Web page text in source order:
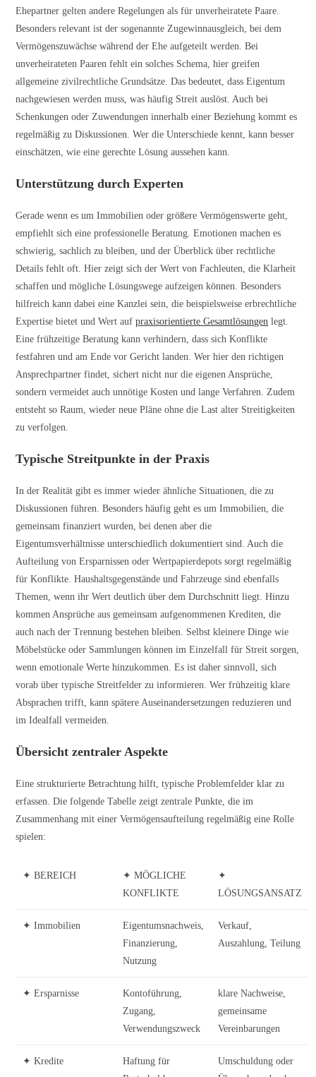
Ehepartner gelten andere Regelungen als für unverheiratete Paare.
Besonders relevant ist der sogenannte Zugewinnausgleich, bei dem
Vermögenszuwächse während der Ehe aufgeteilt werden. Bei
unverheirateten Paaren fehlt ein solches Schema, hier greifen
allgemeine zivilrechtliche Grundsätze. Das bedeutet, dass Eigentum
nachgewiesen werden muss, was häufig Streit auslöst. Auch bei
Schenkungen oder Zuwendungen innerhalb einer Beziehung kommt es
regelmäßig zu Diskussionen. Wer die Unterschiede kennt, kann besser
einschätzen, wie eine gerechte Lösung aussehen kann.
Unterstützung durch Experten
Gerade wenn es um Immobilien oder größere Vermögenswerte geht,
empfiehlt sich eine professionelle Beratung. Emotionen machen es
schwierig, sachlich zu bleiben, und der Überblick über rechtliche
Details fehlt oft. Hier zeigt sich der Wert von Fachleuten, die Klarheit
schaffen und mögliche Lösungswege aufzeigen können. Besonders
hilfreich kann dabei eine Kanzlei sein, die beispielsweise erbrechtliche
Expertise bietet und Wert aufpraxisorientierte Gesamtlösungen legt.
Eine frühzeitige Beratung kann verhindern, dass sich Konflikte
festfahren und am Ende vor Gericht landen. Wer hier den richtigen
Ansprechpartner findet, sichert nicht nur die eigenen Ansprüche,
sondern vermeidet auch unnötige Kosten und lange Verfahren. Zudem
entsteht so Raum, wieder neue Pläne ohne die Last alter Streitigkeiten
zu verfolgen.
Typische Streitpunkte in der Praxis
In der Realität gibt es immer wieder ähnliche Situationen, die zu
Diskussionen führen. Besonders häufig geht es um Immobilien, die
gemeinsam finanziert wurden, bei denen aber die
Eigentumsverhältnisse unterschiedlich dokumentiert sind. Auch die
Aufteilung von Ersparnissen oder Wertpapierdepots sorgt regelmäßig
für Konflikte. Haushaltsgegenstände und Fahrzeuge sind ebenfalls
Themen, wenn ihr Wert deutlich über dem Durchschnitt liegt. Hinzu
kommen Ansprüche aus gemeinsam aufgenommenen Krediten, die
auch nach der Trennung bestehen bleiben. Selbst kleinere Dinge wie
Möbelstücke oder Sammlungen können im Einzelfall für Streit sorgen,
wenn emotionale Werte hinzukommen. Es ist daher sinnvoll, sich
vorab über typische Streitfelder zu informieren. Wer frühzeitig klare
Absprachen trifft, kann spätere Auseinandersetzungen reduzieren und
im Idealfall vermeiden.
Übersicht zentraler Aspekte
Eine strukturierte Betrachtung hilft, typische Problemfelder klar zu
erfassen. Die folgende Tabelle zeigt zentrale Punkte, die im
Zusammenhang mit einer Vermögensaufteilung regelmäßig eine Rolle
spielen:
✦ BEREICH
✦ MÖGLICHE
KONFLIKTE
✦
LÖSUNGSANSATZ
✦ Immobilien
Eigentumsnachweis,
Finanzierung,
Nutzung
Verkauf,
Auszahlung, Teilung
✦ Ersparnisse
Kontoführung,
Zugang,
Verwendungszweck
klare Nachweise,
gemeinsame
Vereinbarungen
✦ Kredite
Haftung für
Umschuldung oder